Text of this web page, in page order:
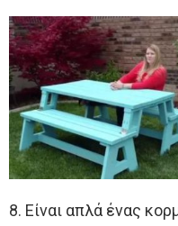
8. Είναι απλά ένας